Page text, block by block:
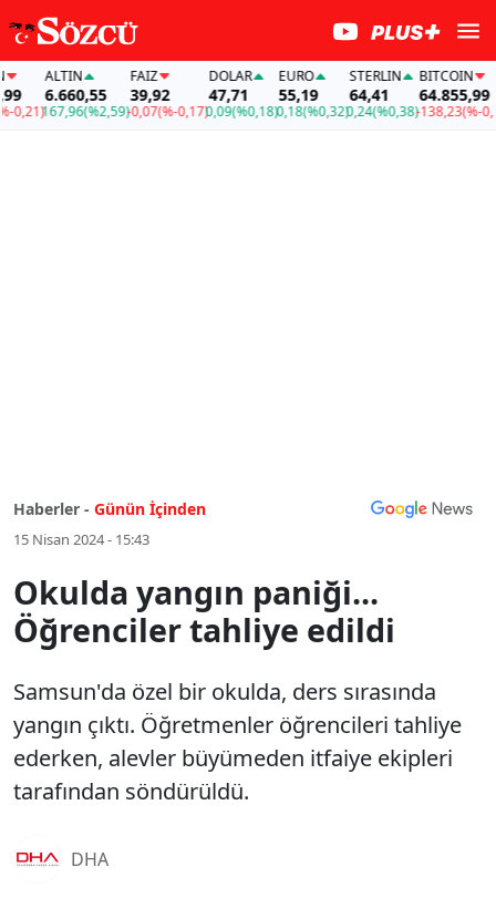
ALTIN
6.660,55
167,96(%2,59)
39,92
-0,07(%-0,17)
DOLAR
47,71
0,09(%0,18)
EURO
55,19
0,18(%0,32)
STERLIN
64,41
0,24(%0,38)
BITCOIN
64.855,99
-138,23(%-0,21)
Haberler - Günün İçinden
15 Nisan 2024 - 15:43
Okulda yangın paniği...
Öğrenciler tahliye edildi
Samsun'da özel bir okulda, ders sırasında
yangın çıktı. Öğretmenler öğrencileri tahliye
ederken, alevler büyümeden itfaiye ekipleri
tarafından söndürüldü.
DHA